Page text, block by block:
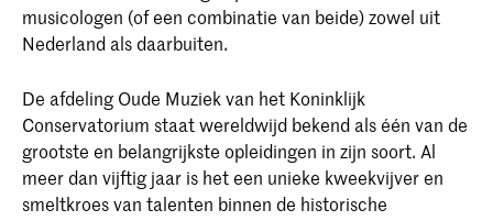
musicologen (of een combinatie van beide) zowel uit
Nederland als daarbuiten.
De afdeling Oude Muziek van het Koninklijk
Conservatorium staat wereldwijd bekend als één van de
grootste en belangrijkste opleidingen in zijn soort. Al
meer dan vijftig jaar is het een unieke kweekvijver en
smeltkroes van talenten binnen de historische